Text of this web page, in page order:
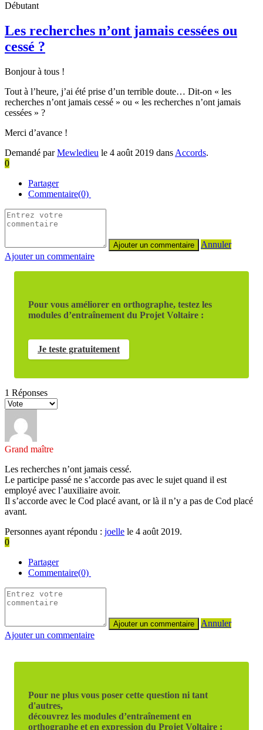
Débutant
Les recherches n’ont jamais cessées ou
cessé ?
Bonjour à tous !
Tout à l’heure, j’ai été prise d’un terrible doute… Dit-on « les
recherches n’ont jamais cessé » ou « les recherches n’ont jamais
cessées » ?
Merci d’avance !
Demandé parMewledieu le 4 août 2019 dans Accords.
0
Partager
Commentaire(0)
Annuler
Ajouter un commentaire
Pour vous améliorer en orthographe, testez les
modules d’entraînement du Projet Voltaire :
Je teste gratuitement
1 Réponses
Grand maître
Les recherches n’ont jamais cessé.
Le participe passé ne s’accorde pas avec le sujet quand il est
employé avec l’auxiliaire avoir.
Il s’accorde avec le Cod placé avant, or là il n’y a pas de Cod placé
avant.
Personnes ayant répondu : joelle le 4 août 2019.
0
Partager
Commentaire(0)
Annuler
Ajouter un commentaire
Pour ne plus vous poser cette question ni tant
d'autres,
découvrez les modules d’entraînement en
orthographe et en expression du Projet Voltaire :